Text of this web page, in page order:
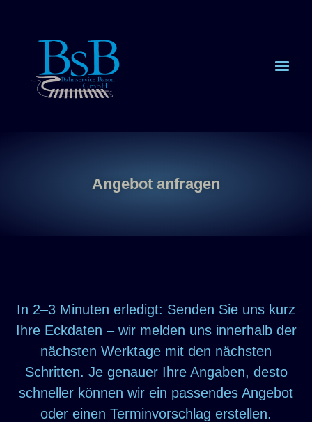
Angebot anfragen
In 2–3 Minuten erledigt: Senden Sie uns kurz
Ihre Eckdaten – wir melden uns innerhalb der
nächsten Werktage mit den nächsten
Schritten. Je genauer Ihre Angaben, desto
schneller können wir ein passendes Angebot
oder einen Terminvorschlag erstellen.